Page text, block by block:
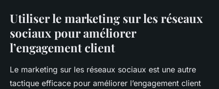
Utiliser le marketing sur les réseaux
sociaux pour améliorer
l’engagement client
Le marketing sur les réseaux sociaux est une autre
tactique efficace pour améliorer l’engagement client